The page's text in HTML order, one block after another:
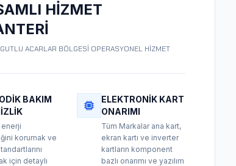
HIZMET
ACARLAR BÖLGESİ OPERASYONEL HİZMET
BAKIM
enerji
korumak ve
için detaylı
ELEKTRONIK KART
ONARIMI
Tüm Markalar ana kart,
ekran kartı ve inverter
kartların komponent
bazlı onarımı ve yazılım